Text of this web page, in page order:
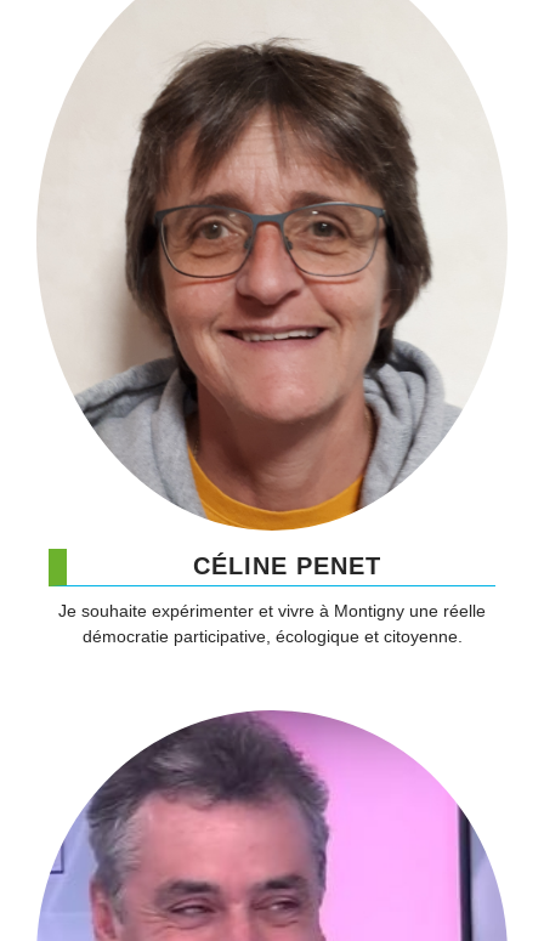
CÉLINE PENET
Je souhaite expérimenter et vivre à Montigny une réelle
démocratie participative, écologique et citoyenne.